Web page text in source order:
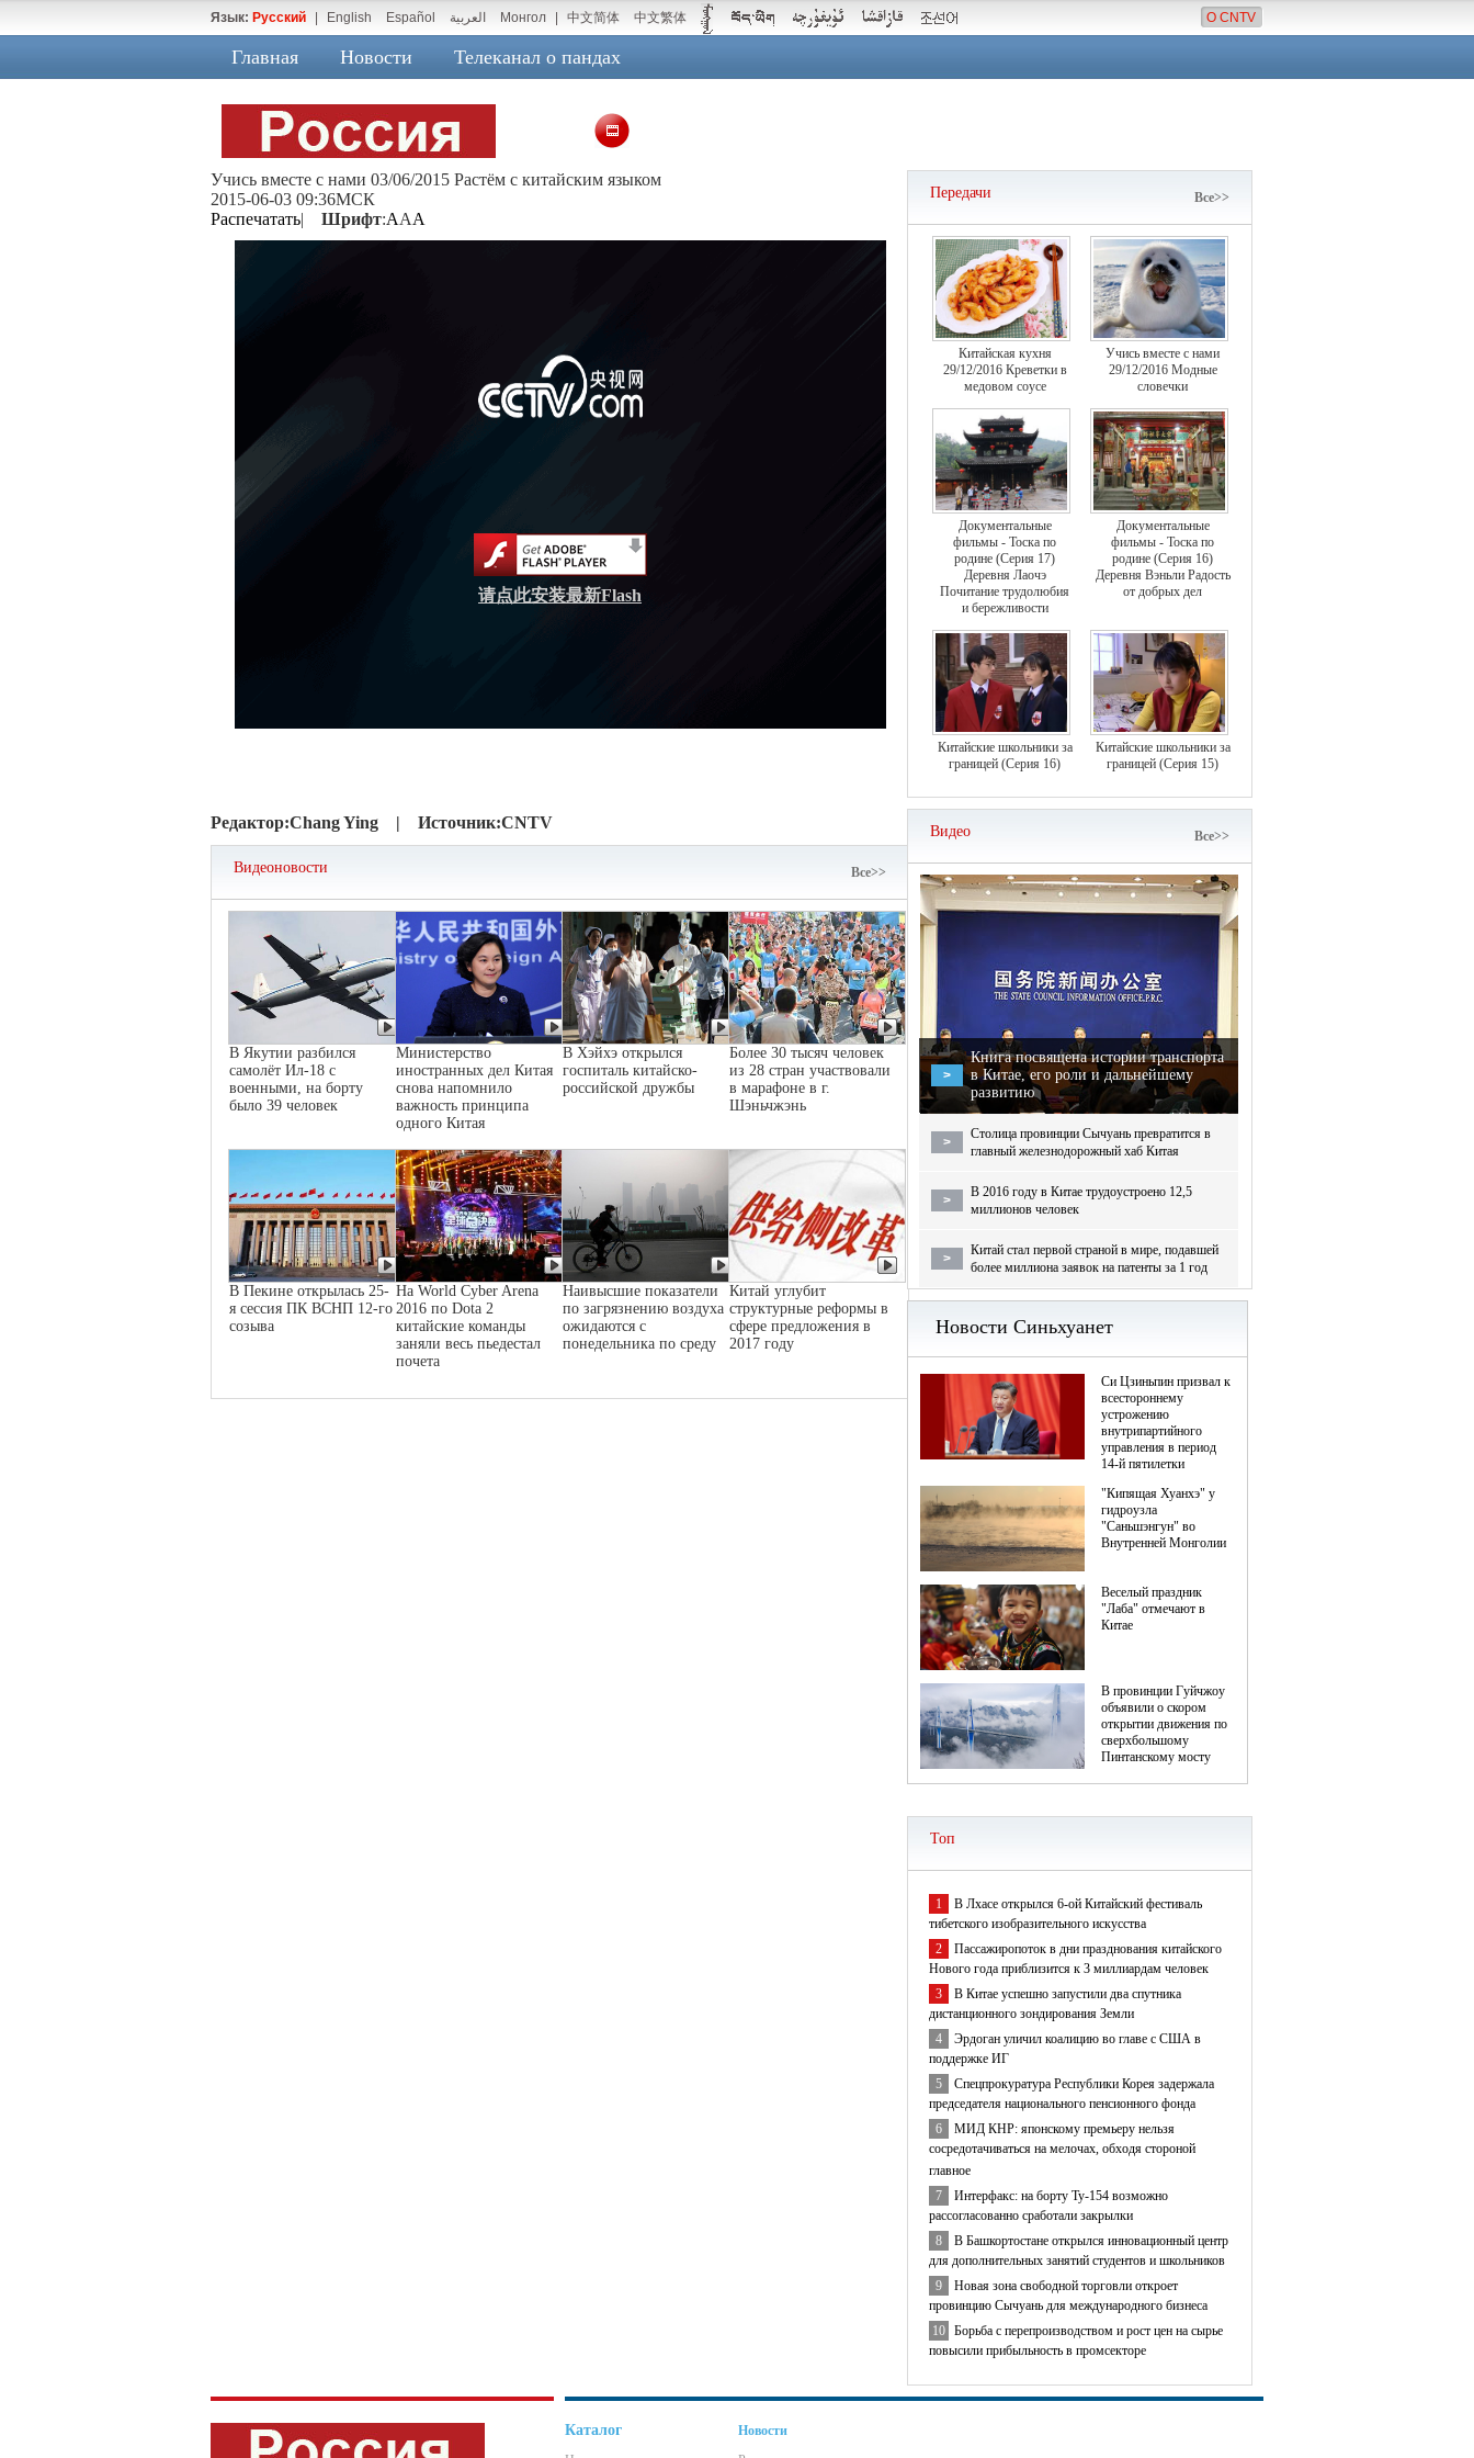
Язык: Русский English Español العربية Монгол 中文简体 中文繁体 О CNTV
Главная Новости Телеканал о пандах
Учись вместе с нами 03/06/2015 Растём с китайским языком
2015-06-03 09:36МСК
Распечатать| Шрифт:AAA
请点此安装最新Flash
Редактор:Chang Ying | Источник:CNTV
Видеоновости Bce>>
В Якутии разбился
самолёт Ил-18 с
военными, на борту
было 39 человек
Министерство
иностранных дел Китая
снова напомнило
важность принципа
одного Китая
В Хэйхэ открылся
госпиталь китайско-
российской дружбы
Более 30 тысяч человек
из 28 стран участвовали
в марафоне в г.
Шэньчжэнь
В Пекине открылась 25-
я сессия ПК ВСНП 12-го
созыва
На World Cyber Arena
2016 по Dota 2
китайские команды
заняли весь пьедестал
почета
Наивысшие показатели
по загрязнению воздуха
ожидаются с
понедельника по среду
Китай углубит
структурные реформы в
сфере предложения в
2017 году
Передачи Все>>
Китайская кухня
29/12/2016 Креветки в
медовом соусе
Учись вместе с нами
29/12/2016 Модные
словечки
Документальные
фильмы - Тоска по
родине (Серия 17)
Деревня Лаочэ
Почитание трудолюбия
и бережливости
Документальные
фильмы - Тоска по
родине (Серия 16)
Деревня Вэньли Радость
от добрых дел
Китайские школьники за
границей (Серия 16)
Китайские школьники за
границей (Серия 15)
Видео Bce>>
>
Книга посвящена истории транспорта
в Китае, его роли и дальнейшему
развитию
>
Столица провинции Сычуань превратится в
главный железнодорожный хаб Китая
>
В 2016 году в Китае трудоустроено 12,5
миллионов человек
>
Китай стал первой страной в мире, подавшей
более миллиона заявок на патенты за 1 год
Топ
1 В Лхасе открылся 6-ой Китайский фестиваль
тибетского изобразительного искусства
2 Пассажиропоток в дни празднования китайского
Нового года приблизится к 3 миллиардам человек
3 В Китае успешно запустили два спутника
дистанционного зондирования Земли
4 Эрдоган уличил коалицию во главе с США в
поддержке ИГ
5 Спецпрокуратура Республики Корея задержала
председателя национального пенсионного фонда
6 МИД КНР: японскому премьеру нельзя
сосредотачиваться на мелочах, обходя стороной
главное
7 Интерфакс: на борту Ту-154 возможно
рассогласованно сработали закрылки
8 В Башкортостане открылся инновационный центр
для дополнительных занятий студентов и школьников
9 Новая зона свободной торговли откроет
провинцию Сычуань для международного бизнеса
10 Борьба с перепроизводством и рост цен на сырье
повысили прибыльность в промсекторе
Каталог
Новости